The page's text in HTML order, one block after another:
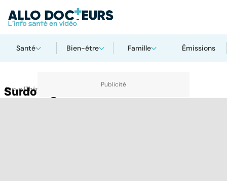
Santé Bien-être Famille Émissions
AccueilThématiques
Surdosage